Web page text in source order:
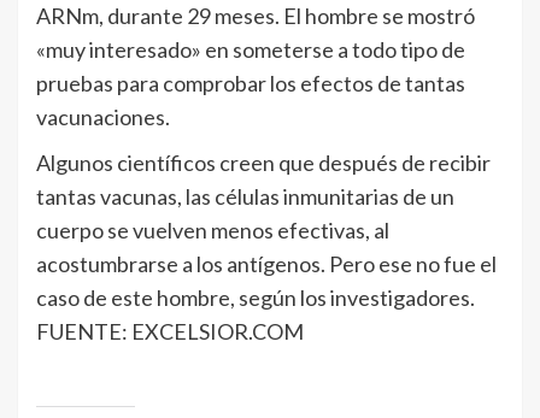
ARNm, durante 29 meses. El hombre se mostró
«muy interesado» en someterse a todo tipo de
pruebas para comprobar los efectos de tantas
vacunaciones.
Algunos científicos creen que después de recibir
tantas vacunas, las células inmunitarias de un
cuerpo se vuelven menos efectivas, al
acostumbrarse a los antígenos. Pero ese no fue el
caso de este hombre, según los investigadores.
FUENTE: EXCELSIOR.COM